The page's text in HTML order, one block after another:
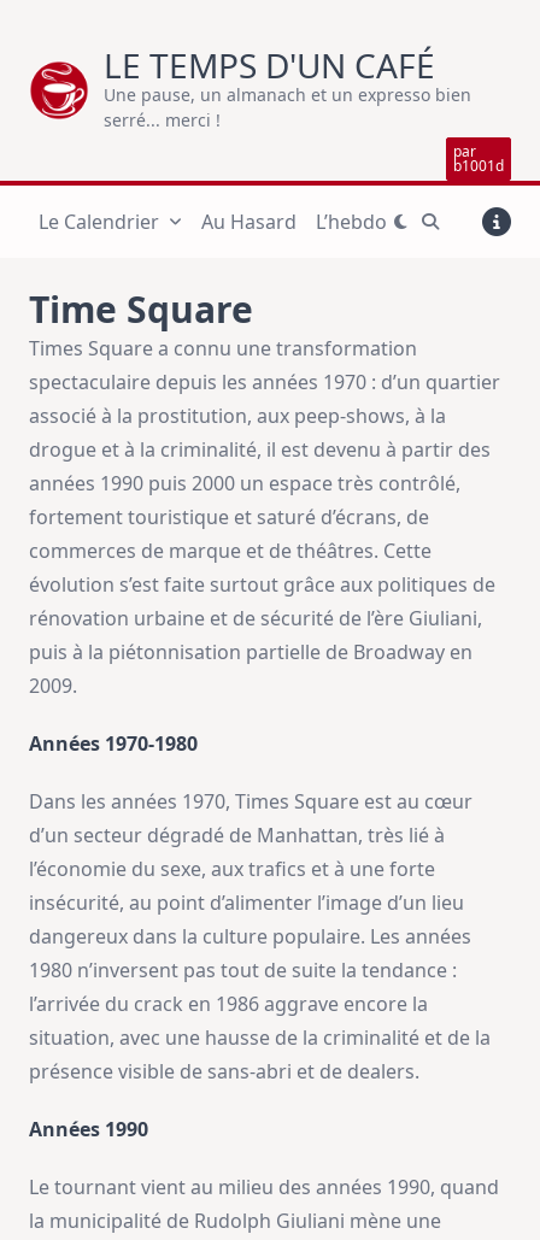
content
LE TEMPS D'UN CAFÉ
Une pause, un almanach et un expresso bien
serré... merci !
par
b1001d
Le Calendrier Au Hasard L’hebdo
Time Square
Times Square a connu une transformation
spectaculaire depuis les années 1970 : d’un quartier
associé à la prostitution, aux peep-shows, à la
drogue et à la criminalité, il est devenu à partir des
années 1990 puis 2000 un espace très contrôlé,
fortement touristique et saturé d’écrans, de
commerces de marque et de théâtres. Cette
évolution s’est faite surtout grâce aux politiques de
rénovation urbaine et de sécurité de l’ère Giuliani,
puis à la piétonnisation partielle de Broadway en
2009.
Années 1970-1980
Dans les années 1970, Times Square est au cœur
d’un secteur dégradé de Manhattan, très lié à
l’économie du sexe, aux trafics et à une forte
insécurité, au point d’alimenter l’image d’un lieu
dangereux dans la culture populaire. Les années
1980 n’inversent pas tout de suite la tendance :
l’arrivée du crack en 1986 aggrave encore la
situation, avec une hausse de la criminalité et de la
présence visible de sans-abri et de dealers.
Années 1990
Le tournant vient au milieu des années 1990, quand
la municipalité de Rudolph Giuliani mène une